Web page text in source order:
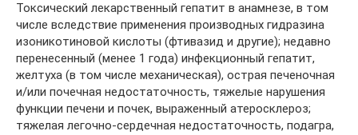
Токсический лекарственный гепатит в анамнезе, в том
числе вследствие применения производных гидразина
изоникотиновой кислоты (фтивазид и другие); недавно
перенесенный (менее 1 года) инфекционный гепатит,
желтуха (в том числе механическая), острая печеночная
и/или почечная недостаточность, тяжелые нарушения
функции печени и почек, выраженный атеросклероз;
тяжелая легочно-сердечная недостаточность, подагра,